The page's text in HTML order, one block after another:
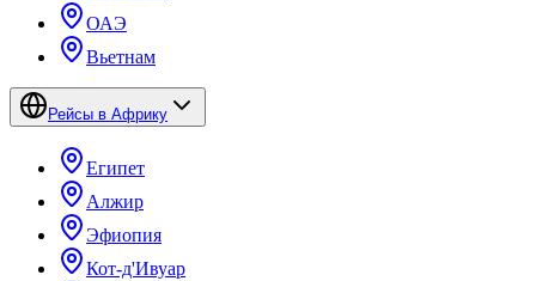
ОАЭ
Вьетнам
Рейсы в Африку
Египет
Алжир
Эфиопия
Кот-д'Ивуар